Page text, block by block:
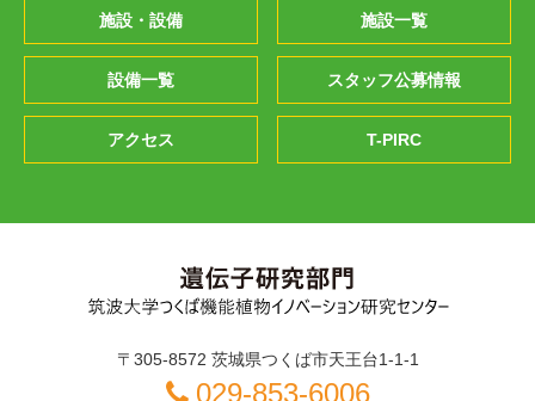
施設・設備 施設一覧
設備一覧 スタッフ公募情報
アクセス T-PIRC
〒305-8572 茨城県つくば市天王台1-1-1
029-853-6006